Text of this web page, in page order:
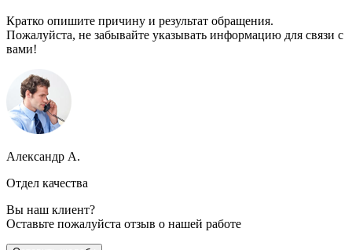
Кратко опишите причину и результат обращения.
Пожалуйста, не забывайте указывать информацию для связи с
вами!
Александр А.
Отдел качества
Вы наш клиент?
Оставьте пожалуйста отзыв о нашей работе